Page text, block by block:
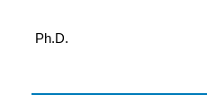
Ph.D.